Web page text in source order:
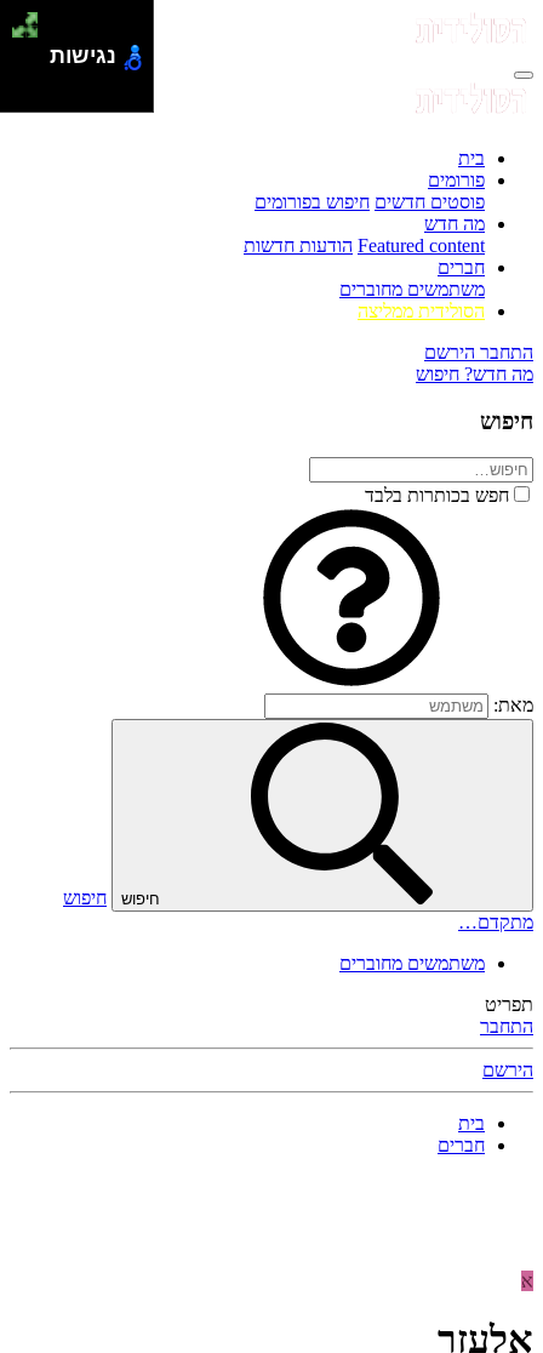
בית
פורומים
פוסטים חדשים חיפוש בפורומים
מה חדש
Featured content הודעות חדשות
חברים
משתמשים מחוברים
הסולידית ממליצה
התחבר הירשם
מה חדש? חיפוש
חיפוש
חפש בכותרות בלבד
מאת:
חיפוש
חיפוש
מתקדם…
משתמשים מחוברים
תפריט
התחבר
הירשם
בית
חברים
א
אלעזר
נגישות